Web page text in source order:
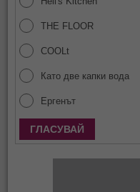
THE FLOOR
COOLt
Като две капки вода
Ергенът